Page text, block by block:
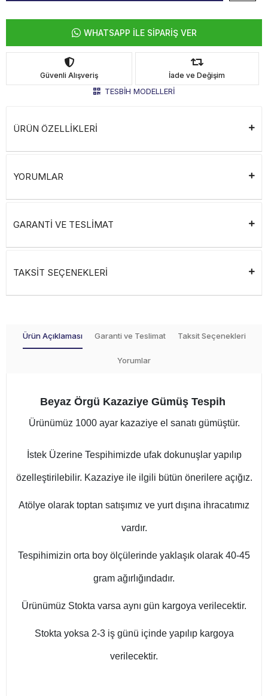
WHATSAPP İLE SİPARİŞ VER
Güvenli Alışveriş İade ve Değişim
TESBİH MODELLERİ
ÜRÜN ÖZELLİKLERİ
YORUMLAR
GARANTİ VE TESLİMAT
TAKSİT SEÇENEKLERİ
Ürün Açıklaması Garanti ve Teslimat Taksit Seçenekleri
Yorumlar
Beyaz Örgü Kazaziye Gümüş Tespih
Ürünümüz 1000 ayar kazaziye el sanatı gümüştür.
İstek Üzerine Tespihimizde ufak dokunuşlar yapılıp
özelleştirilebilir. Kazaziye ile ilgili bütün önerilere açığız.
Atölye olarak toptan satışımız ve yurt dışına ihracatımız
vardır.
Tespihimizin orta boy ölçülerinde yaklaşık olarak 40-45
gram ağırlığındadır.
Ürünümüz Stokta varsa aynı gün kargoya verilecektir.
Stokta yoksa 2-3 iş günü içinde yapılıp kargoya
verilecektir.